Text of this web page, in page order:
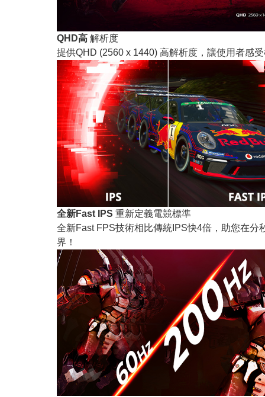
QHD高 解析度
提供QHD (2560 x 1440) 高解析度，讓使用者感
全新Fast IPS 重新定義電競標準
全新Fast FPS技術相比傳統IPS快4倍，助您在分
界！